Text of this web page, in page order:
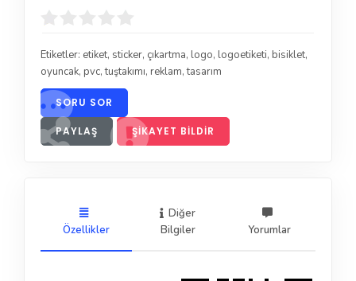
Etiketler: etiket, sticker, çıkartma, logo, logoetiketi, bisiklet,
oyuncak, pvc,tuştakımı, reklam,tasarım
SORU SOR
PAYLAŞ ŞIKAYET BILDIR
Özellikler
Diğer
Bilgiler
Yorumlar